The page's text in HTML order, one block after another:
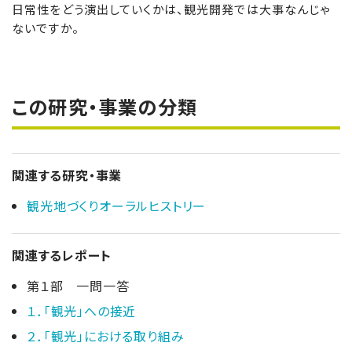
日常性をどう演出していくかは、観光開発では大事なんじゃ
ないですか。
この研究・事業の分類
関連する研究・事業
観光地づくりオーラルヒストリー
関連するレポート
第１部 一問一答
１．「観光」への接近
２．「観光」における取り組み